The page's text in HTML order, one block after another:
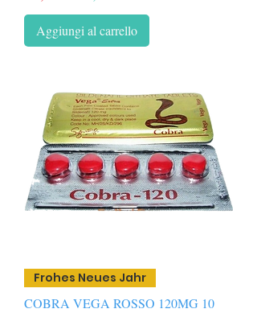
Aggiungi al carrello
Frohes Neues Jahr
COBRA VEGA ROSSO 120MG 10